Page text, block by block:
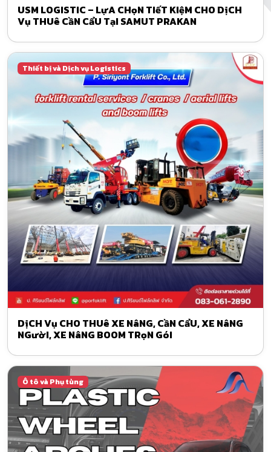
USM LOGISTIC – LựA CHọN TIếT KIệM CHO DịCH
Vụ THUê CầN CẩU TạI SAMUT PRAKAN
Thiết bị và Dịch vụ Logistics
DịCH Vụ CHO THUê XE NâNG, CầN CẩU, XE NâNG
NGườI, XE NâNG BOOM TRọN GóI
Ô tô và Phụ tùng